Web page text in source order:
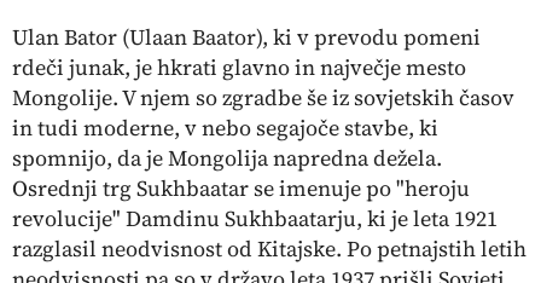
Ulan Bator (Ulaan Baator), ki v prevodu pomeni
rdeči junak, je hkrati glavno in največje mesto
Mongolije. V njem so zgradbe še iz sovjetskih časov
in tudi moderne, v nebo segajoče stavbe, ki
spomnijo, da je Mongolija napredna dežela.
Osrednji trg Sukhbaatar se imenuje po "heroju
revolucije" Damdinu Sukhbaatarju, ki je leta 1921
razglasil neodvisnost od Kitajske. Po petnajstih letih